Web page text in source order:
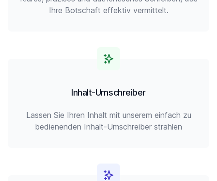
Ihre Botschaft effektiv vermittelt.
Inhalt-Umschreiber
Lassen Sie Ihren Inhalt mit unserem einfach zu
bedienenden Inhalt-Umschreiber strahlen